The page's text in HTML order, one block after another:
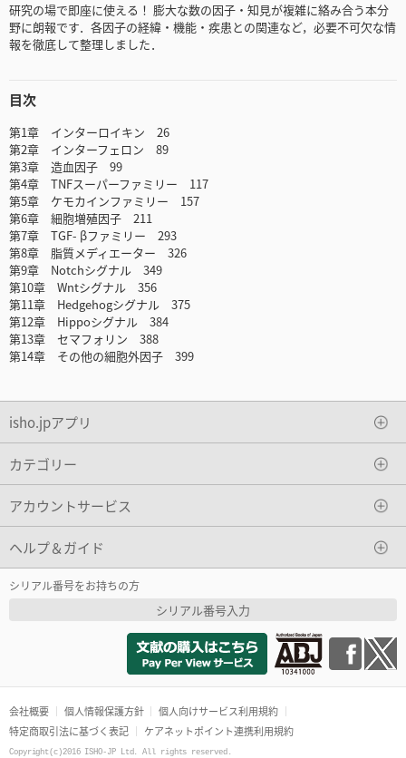
研究の場で即座に使える！ 膨大な数の因子・知見が複雑に絡み合う本分
野に朗報です．各因子の経緯・機能・疾患との関連など，必要不可欠な情
報を徹底して整理しました．
目次
第1章 インターロイキン 26
第2章 インターフェロン 89
第3章 造血因子 99
第4章 TNFスーパーファミリー 117
第5章 ケモカインファミリー 157
第6章 細胞増殖因子 211
第7章 TGF- βファミリー 293
第8章 脂質メディエーター 326
第9章 Notchシグナル 349
第10章 Wntシグナル 356
第11章 Hedgehogシグナル 375
第12章 Hippoシグナル 384
第13章 セマフォリン 388
第14章 その他の細胞外因子 399
isho.jpアプリ
カテゴリー
アカウントサービス
ヘルプ＆ガイド
シリアル番号をお持ちの方
シリアル番号入力
会社概要 個人情報保護方針
個人向けサービス利用規約
特定商取引法に基づく表記
ケアネットポイント連携利用規約
Copyright(c)2016 ISHO-JP Ltd. All rights reserved.